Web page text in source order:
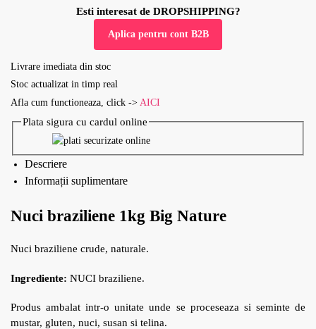
Esti interesat de DROPSHIPPING?
Aplica pentru cont B2B
Livrare imediata din stoc
Stoc actualizat in timp real
Afla cum functioneaza, click -> AICI
Plata sigura cu cardul online
Descriere
Informații suplimentare
Nuci braziliene 1kg Big Nature
Nuci braziliene crude, naturale.
Ingrediente: NUCI braziliene.
Produs ambalat intr-o unitate unde se proceseaza si seminte de
mustar, gluten, nuci, susan si telina.